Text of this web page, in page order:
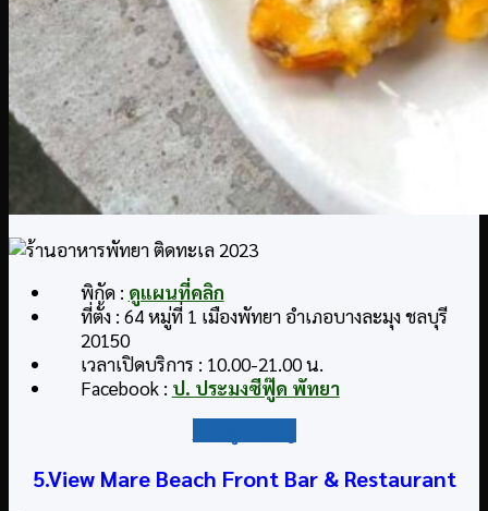
พิกัด : ดูแผนที่คลิก
ที่ตั้ง : 64 หมู่ที่ 1 เมืองพัทยา อำเภอบางละมุง ชลบุรี
20150
เวลาเปิดบริการ : 10.00-21.00 น.
Facebook : ป. ประมงซีฟู๊ด พัทยา
5.View Mare Beach Front Bar & Restaurant